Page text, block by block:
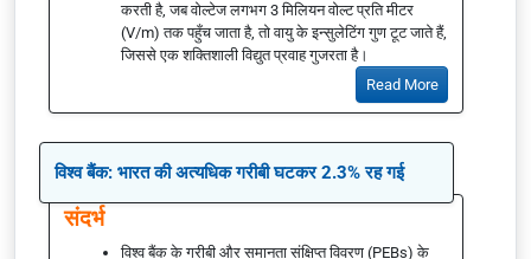
करती है, जब वोल्टेज लगभग 3 मिलियन वोल्ट प्रति मीटर
(V/m) तक पहुँच जाता है, तो वायु के इन्सुलेटिंग गुण टूट जाते हैं,
जिससे एक शक्तिशाली विद्युत प्रवाह गुजरता है।
Read More
विश्व बैंक: भारत की अत्यधिक गरीबी घटकर 2.3% रह गई
संदर्भ
विश्व बैंक के गरीबी और समानता संक्षिप्त विवरण (PEBs) के